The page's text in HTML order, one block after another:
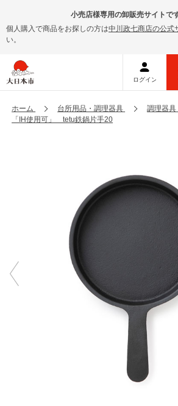
小売店様専用の卸販売サイトです
個人購入で商品をお探しの方は中川政七商店の公式
い。
ホーム 台所用品・調理器具
調理器具
「IH使用可」 tetu鉄鍋片手20